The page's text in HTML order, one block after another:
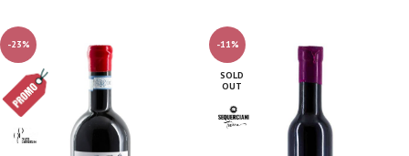
-23% -11%
SOLD
OUT